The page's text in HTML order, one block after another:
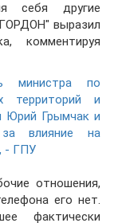
себя другие
выразил
комментируя
министра по
территорий и
Юрий Грымчак и
влияние на
- ГПУ
отношения,
его нет.
фактически